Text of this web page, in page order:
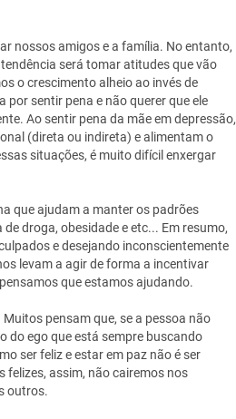
nossos amigos e a família. No entanto,
será tomar atitudes que vão
o crescimento alheio ao invés de
sentir pena e não querer que ele
Ao sentir pena da mãe em depressão,
(direta ou indireta) e alimentam o
situações, é muito difícil enxergar
que ajudam a manter os padrões
droga, obesidade e etc... Em resumo,
e desejando inconscientemente
levam a agir de forma a incentivar
que estamos ajudando.
pensam que, se a pessoa não
do ego que está sempre buscando
ser feliz e estar em paz não é ser
felizes, assim, não cairemos nos
outros.